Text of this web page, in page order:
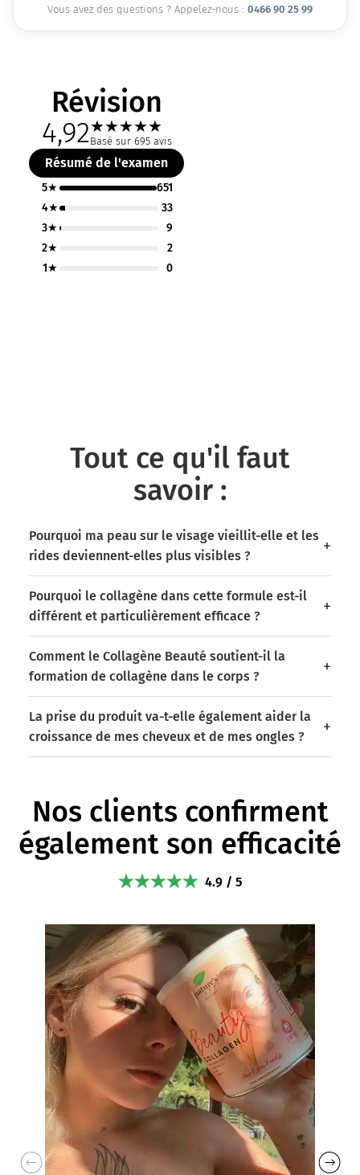
Vous avez des questions ? Appelez-nous : 0466 90 25 99
Révision
4,92★★★★★
Basé sur 695 avis
Résumé de l'examen
5★
651
4★
33
3★
9
2★
2
1★
0
Tout ce qu'il faut
savoir :
Pourquoi ma peau sur le visage vieillit-elle et les
rides deviennent-elles plus visibles ?
Pourquoi le collagène dans cette formule est-il
différent et particulièrement efficace ?
Comment le Collagène Beauté soutient-il la
formation de collagène dans le corps ?
La prise du produit va-t-elle également aider la
croissance de mes cheveux et de mes ongles ?
Nos clients confirment
également son efficacité
4.9 / 5